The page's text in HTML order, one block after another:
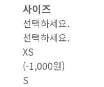
사이즈
선택하세요.
선택하세요.
XS
(-1,000원)
S